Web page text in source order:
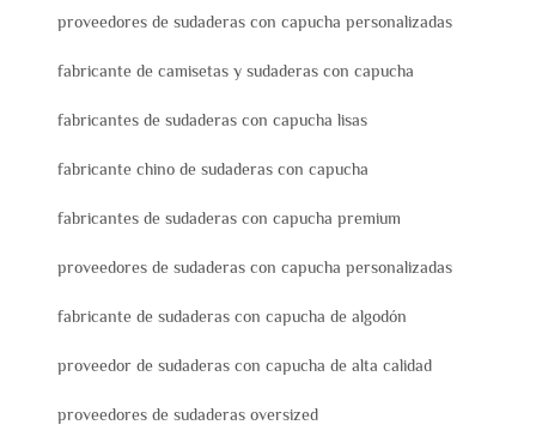
proveedores de sudaderas con capucha personalizadas
fabricante de camisetas y sudaderas con capucha
fabricantes de sudaderas con capucha lisas
fabricante chino de sudaderas con capucha
fabricantes de sudaderas con capucha premium
proveedores de sudaderas con capucha personalizadas
fabricante de sudaderas con capucha de algodón
proveedor de sudaderas con capucha de alta calidad
proveedores de sudaderas oversized